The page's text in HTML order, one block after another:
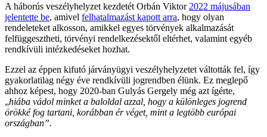
A háborús veszélyhelyzet kezdetét Orbán Viktor 2022 májusában
jelentette be, amivel felhatalmazást kapott arra, hogy olyan
rendeleteket alkosson, amikkel egyes törvények alkalmazását
felfüggesztheti, törvényi rendelkezésektől eltérhet, valamint egyéb
rendkívüli intézkedéseket hozhat.
Ezzel az éppen kifutó járványügyi veszélyhelyzetet váltották fel, így
gyakorlatilag négy éve rendkívüli jogrendben élünk. Ez meglepő
ahhoz képest, hogy 2020-ban Gulyás Gergely még azt ígérte,
„hiába vádol minket a baloldal azzal, hogy a különleges jogrend
örökké fog tartani, korábban ér véget, mint a legtöbb európai
országban”.